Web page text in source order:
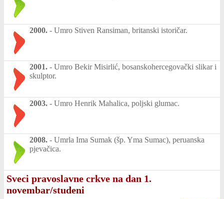
2000. - Umro Stiven Ransiman, britanski istoričar.
2001. - Umro Bekir Misirlić, bosanskohercegovački slikar i
skulptor.
2003. - Umro Henrik Mahalica, poljski glumac.
2008. - Umrla Ima Sumak (šp. Yma Sumac), peruanska
pjevačica.
Sveci pravoslavne crkve na dan 1.
novembar/studeni